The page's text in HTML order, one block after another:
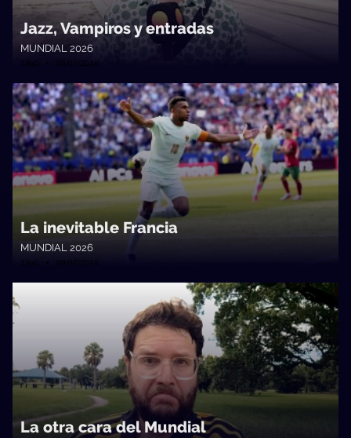
Jazz, Vampiros y entradas
MUNDIAL 2026
13a0 • 09/07/2026
La inevitable Francia
MUNDIAL 2026
13a0 • 09/07/2026
La otra cara del Mundial